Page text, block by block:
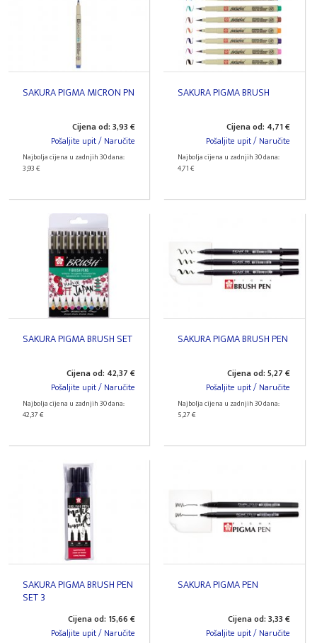
SAKURA PIGMA MICRON PN
Cijena od: 3,93 €
Pošaljite upit / Naručite
Najbolja cijena u zadnjih 30 dana:
3,93 €
SAKURA PIGMA BRUSH
Cijena od: 4,71 €
Pošaljite upit / Naručite
Najbolja cijena u zadnjih 30 dana:
4,71 €
SAKURA PIGMA BRUSH SET
Cijena od: 42,37 €
Pošaljite upit / Naručite
Najbolja cijena u zadnjih 30 dana:
42,37 €
SAKURA PIGMA BRUSH PEN
Cijena od: 5,27 €
Pošaljite upit / Naručite
Najbolja cijena u zadnjih 30 dana:
5,27 €
SAKURA PIGMA BRUSH PEN
SET 3
Cijena od: 15,66 €
Pošaljite upit / Naručite
SAKURA PIGMA PEN
Cijena od: 3,33 €
Pošaljite upit / Naručite